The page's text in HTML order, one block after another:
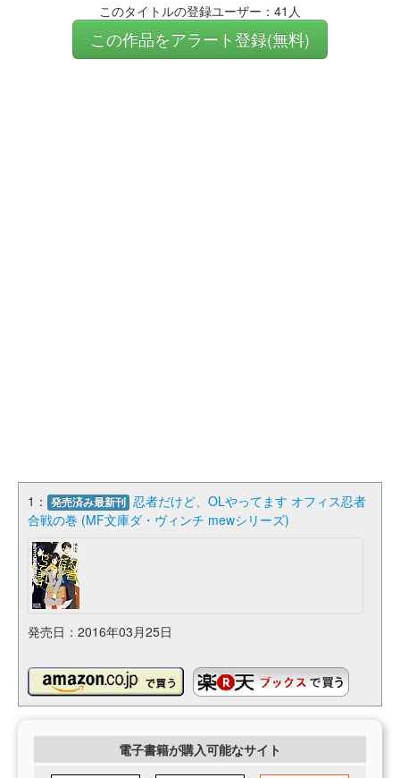
このタイトルの登録ユーザー：41人
この作品をアラート登録(無料)
1： 発売済み最新刊 忍者だけど、OLやってます オフィス忍者
合戦の巻 (MF文庫ダ・ヴィンチ mewシリーズ)
発売日：2016年03月25日
電子書籍が購入可能なサイト